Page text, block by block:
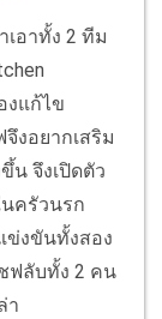
อาทั้ง 2 ทีม
งแก้ไข
งอยากเสริม
น จึงเปิดตัว
นครัวนรก
ข่งขันทั้งสอง
ฟลับทั้ง 2 คน
า